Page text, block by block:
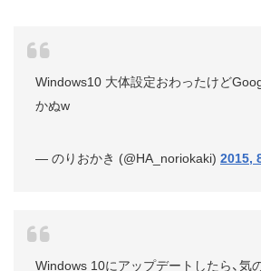
Windows10 大体設定おわったけど
かぬw
— のりおかき (@HA_noriokaki) 2015,
Windows 10にアップデートしたら、気